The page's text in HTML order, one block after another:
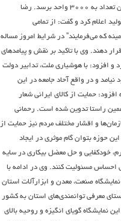
انجام شده در وزارت صمت پیش‌بینی ما این است که تا پایان سال این تعداد به ۳۰۰۰ واحد برسد. رضا
بودجه سال۹۸ را صیانت از تولید اعلام کرد و گفت: از تمامی
که می‌فرمایند” در شرایط امروز مساله
دهند. وی با تاکید بر نقش و پیامدهای
به تحریم‌های ۱۳ آبان نیز اشاره کرد و افزود: با هوشیاری ملت، ‌تدابیر دولت
و در واقع آحاد جامعه در این
حمایت از کالای ایرانی شعار
راستا تدوین شده است. رحمانی
و اقشار مختلف مردم نیز حمایت از
حوزه بتوان گام موثری در ایجاد
خودکفایی و حل معضل بیکاری در سایه
احساس مسئولیت کنند. وی در ادامه با
صنعت، معدن و ابزارآلات استان
معرفی توانمندی‌های استان به کشور
نمایشگاه گویای انگیزه و روحیه بالای